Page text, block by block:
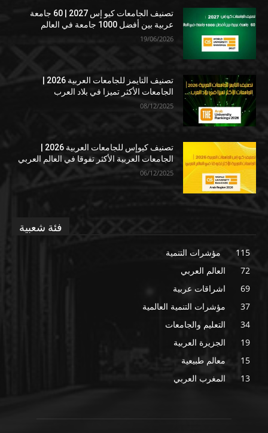
تصنيف الجامعات كيو إس 2027 | 60 جامعة
عربية بين أفضل 1000 جامعة في العالم
19/06/2026
الجامعات الأكثر تميزا في بلاد العرب
08/12/2025
الجامعات العربية الأكثر تفوقا في العالم العربي
06/12/2025
فئة شعبية
مؤشرات التنمية
115
العالم العربي
72
اشراقات عربية
69
مؤشرات التنمية العالمية
37
التعليم والجامعات
34
الجزيرة العربية
19
معالم طبيعية
15
المغرب العربي
13